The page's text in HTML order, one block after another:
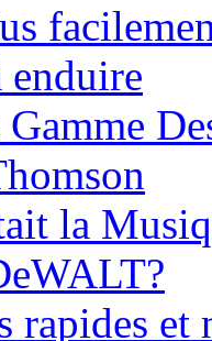
enduire
la
rapides et